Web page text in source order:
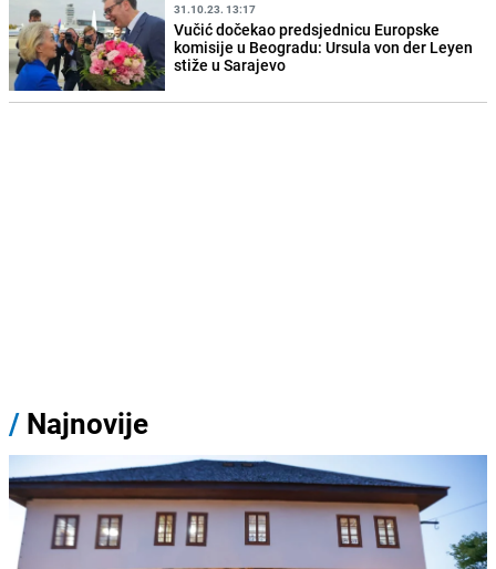
31.10.23. 13:17
Vučić dočekao predsjednicu Europske
komisije u Beogradu: Ursula von der Leyen
stiže u Sarajevo
/ Najnovije